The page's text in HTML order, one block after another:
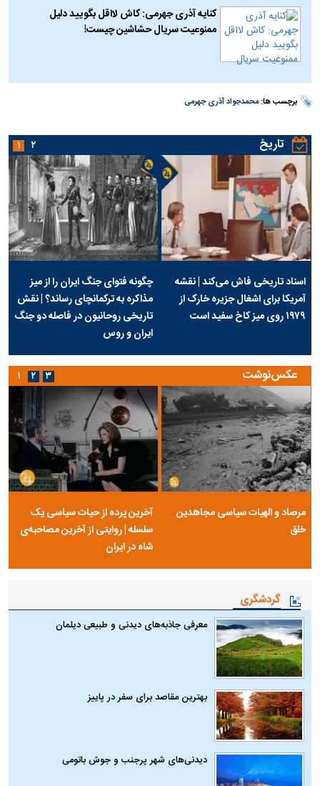
کنایه آذری جهرمی: کاش لااقل بگویید دلیل
ممنوعیت سریال حشاشین چیست!
برچسب ها:محمدجواد آذری جهرمی
تاریخ
اسناد تاریخی فاش می‌کند | نقشه
آمریکا برای اشغال جزیره خارک از
۱۹۷۹ روی میز کاخ سفید است
چگونه فتوای جنگ ایران را از میز
مذاکره به ترکمانچای رساند؟ | نقش
تاریخی روحانیون در فاصله دو جنگ
ایران و روس
۱ ۲
عکس‌نوشت
مرصاد و الهیات سیاسی مجاهدین
خلق
آخرین پرده از حیات سیاسی یک
سلسله | روایتی از آخرین مصاحبه‌ی
شاه در ایران
۱ ۲ ۳
گردشگری
معرفی جاذبه‌های دیدنی و طبیعی دیلمان
بهترین مقاصد برای سفر در پاییز
دیدنی‌های شهر پرجنب و جوش باتومی